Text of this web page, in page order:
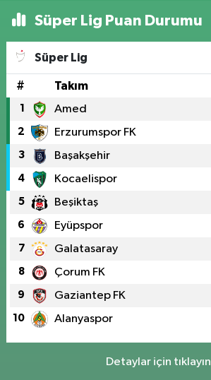
Süper Lig Puan Durumu
Süper Lig
# Takım
1 Amed
2 Erzurumspor FK
3 Başakşehir
4 Kocaelispor
5 Beşiktaş
6 Eyüpspor
7 Galatasaray
8 Çorum FK
9 Gaziantep FK
10 Alanyaspor
Detaylar için tıklayın